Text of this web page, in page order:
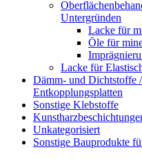
Untergründen
Lacke für
Öle für
Lacke für
Dämm- und Dichtstoffe
Entkopplungsplatten
Sonstige Klebstoffe
Unkategorisiert
Sonstige Bauprodukte